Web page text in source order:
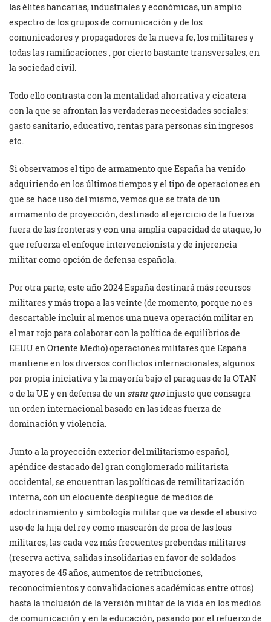
las élites bancarias, industriales y económicas, un amplio
espectro de los grupos de comunicación y de los
comunicadores y propagadores de la nueva fe, los militares y
todas las ramificaciones , por cierto bastante transversales, en
la sociedad civil.
Todo ello contrasta con la mentalidad ahorrativa y cicatera
con la que se afrontan las verdaderas necesidades sociales:
gasto sanitario, educativo, rentas para personas sin ingresos
etc.
Si observamos el tipo de armamento que España ha venido
adquiriendo en los últimos tiempos y el tipo de operaciones en
que se hace uso del mismo, vemos que se trata de un
armamento de proyección, destinado al ejercicio de la fuerza
fuera de las fronteras y con una amplia capacidad de ataque, lo
que refuerza el enfoque intervencionista y de injerencia
militar como opción de defensa española.
Por otra parte, este año 2024 España destinará más recursos
militares y más tropa a las veinte (de momento, porque no es
descartable incluir al menos una nueva operación militar en
el mar rojo para colaborar con la política de equilibrios de
EEUU en Oriente Medio) operaciones militares que España
mantiene en los diversos conflictos internacionales, algunos
por propia iniciativa y la mayoría bajo el paraguas de la OTAN
o de la UE y en defensa de un statu quoinjusto que consagra
un orden internacional basado en las ideas fuerza de
dominación y violencia.
Junto a la proyección exterior del militarismo español,
apéndice destacado del gran conglomerado militarista
occidental, se encuentran las políticas de remilitarización
interna, con un elocuente despliegue de medios de
adoctrinamiento y simbología militar que va desde el abusivo
uso de la hija del rey como mascarón de proa de las loas
militares, las cada vez más frecuentes prebendas militares
(reserva activa, salidas insolidarias en favor de soldados
mayores de 45 años, aumentos de retribuciones,
reconocimientos y convalidaciones académicas entre otros)
hasta la inclusión de la versión militar de la vida en los medios
de comunicación y en la educación, pasando por el refuerzo de